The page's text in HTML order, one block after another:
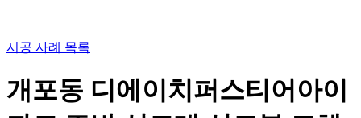
시공 사례 목록
개포동 디에이치퍼스티어아이